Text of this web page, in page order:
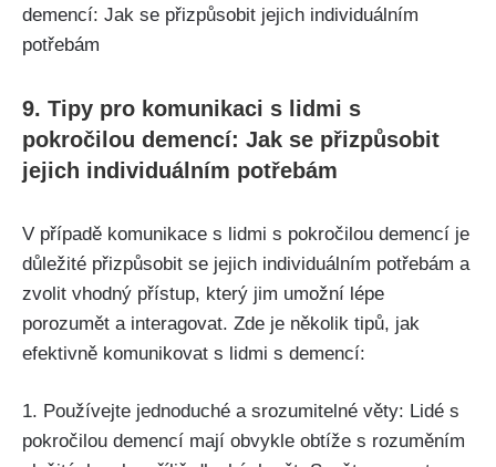
9. Tipy pro komunikaci s lidmi s
pokročilou demencí: Jak se přizpůsobit
jejich individuálním potřebám
V případě komunikace s lidmi s pokročilou demencí je
důležité přizpůsobit se jejich individuálním potřebám a
zvolit vhodný přístup, který jim umožní lépe
porozumět a interagovat. Zde je několik tipů, jak
efektivně komunikovat s lidmi s demencí:
1. Používejte jednoduché a srozumitelné věty: Lidé s
pokročilou demencí mají obvykle obtíže s rozuměním